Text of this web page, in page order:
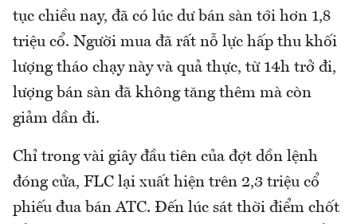
tục chiều nay, đã có lúc dư bán sàn tới hơn 1,8
triệu cổ. Người mua đã rất nỗ lực hấp thu khối
lượng tháo chạy này và quả thực, từ 14h trở đi,
lượng bán sàn đã không tăng thêm mà còn
giảm dần đi.
Chỉ trong vài giây đầu tiên của đợt dồn lệnh
đóng cửa, FLC lại xuất hiện trên 2,3 triệu cổ
phiếu đua bán ATC. Đến lúc sát thời điểm chốt